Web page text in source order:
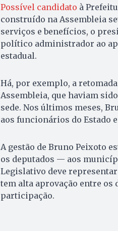
Possível candidato à
construído na Assembleia
serviços e benefícios, o
político administrador ao
estadual.
Há, por exemplo, a retomada
Assembleia, que haviam
sede. Nos últimos meses,
aos funcionários do Estado
A gestão de Bruno Peixoto
os deputados — aos
Legislativo deve
tem alta aprovação entre os
participação.